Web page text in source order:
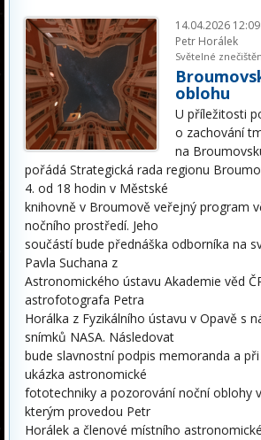
14.04.2026 12:09
Petr Horálek
Světelné
oblohu
U příležitosti
o zachování
na
pořádá Strategická rada regionu
4. od 18 hodin v Městské
knihovně v Broumově veřejný program
nočního prostředí. Jeho
součástí bude přednáška odborníka na
Pavla Suchana z
Astronomického ústavu Akademie věd
astrofotografa Petra
Horálka z Fyzikálního ústavu v Opavě s
snímků NASA. Následovat
bude slavnostní podpis memoranda a
ukázka astronomické
fototechniky a pozorování noční oblohy
kterým provedou Petr
Horálek a členové místního